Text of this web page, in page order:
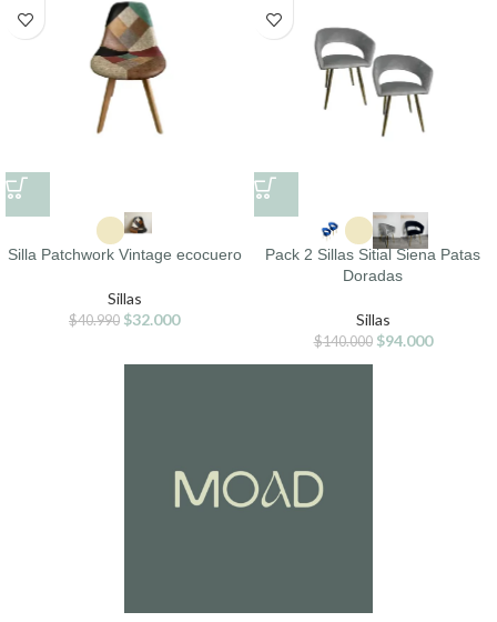
Silla Patchwork Vintage ecocuero
Sillas
$40.990 $32.000
Pack 2 Sillas Sitial Siena Patas
Doradas
Sillas
$140.000 $94.000